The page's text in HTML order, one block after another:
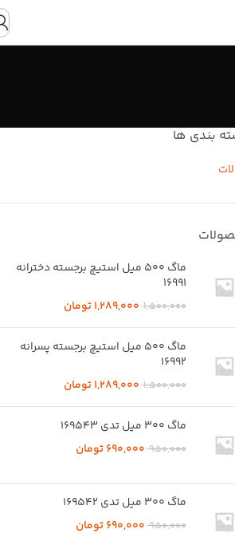
بندی ها
ماگ 500 میل استیچ برجسته دخترانه
16991
1,500,000
1,289,000 تومان
ماگ 500 میل استیچ برجسته پسرانه
16992
1,500,000
1,289,000 تومان
ماگ 300 میل تدی 169543
950,000
690,000 تومان
ماگ 300 میل تدی 169542
950,000
690,000 تومان